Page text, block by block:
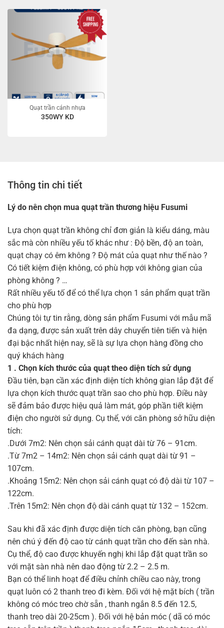
Quạt trần cánh nhựa
350WY KD
Thông tin chi tiết
Lý do nên chọn mua quạt trần thương hiệu Fusumi
Lựa chọn quạt trần không chỉ đơn giản là kiểu dáng, màu
sắc mà còn nhiều yếu tố khác như : Độ bền, độ an toàn,
quạt chạy có êm không ? Độ mát của quạt như thế nào ?
Có tiết kiệm điện không, có phù hợp với không gian của
phòng không ? …
Rất nhiều yếu tố để có thể lựa chọn 1 sản phẩm quạt trần
cho phù hợp
Chúng tôi tự tin rằng, dòng sản phẩm Fusumi với mẫu mã
đa dạng, được sản xuất trên dây chuyển tiên tiến và hiện
đại bậc nhất hiện nay, sẽ là sự lựa chọn hàng đồng cho
quý khách hàng
1 . Chọn kích thước của quạt theo diện tích sử dụng
Đầu tiên, bạn cần xác định diện tích không gian lắp đặt để
lựa chọn kích thước quạt trần sao cho phù hợp. Điều này
sẽ đảm bảo được hiệu quả làm mát, góp phần tiết kiệm
điện cho người sử dụng. Cụ thể, với căn phòng sở hữu diện
tích:
.Dưới 7m2: Nên chọn sải cánh quạt dài từ 76 – 91cm.
.Từ 7m2 – 14m2: Nên chọn sải cánh quạt dài từ 91 –
107cm.
.Khoảng 15m2: Nên chọn sải cánh quạt có độ dài từ 107 –
122cm.
.Trên 15m2: Nên chọn độ dài cánh quạt từ 132 – 152cm.
Sau khi đã xác định được diện tích căn phòng, bạn cũng
nên chú ý đến độ cao từ cánh quạt trần cho đến sàn nhà.
Cụ thể, độ cao được khuyến nghị khi lắp đặt quạt trần so
với mặt sàn nhà nên dao động từ 2.2 – 2.5 m.
Bạn có thể linh hoạt để điều chỉnh chiều cao này, trong
quạt luôn có 2 thanh treo đi kèm. Đối với hệ mặt bích ( trần
không có móc treo chờ sẵn , thanh ngắn 8.5 đến 12.5,
thanh treo dài 20-25cm ). Đối với hệ bản móc ( dã có móc